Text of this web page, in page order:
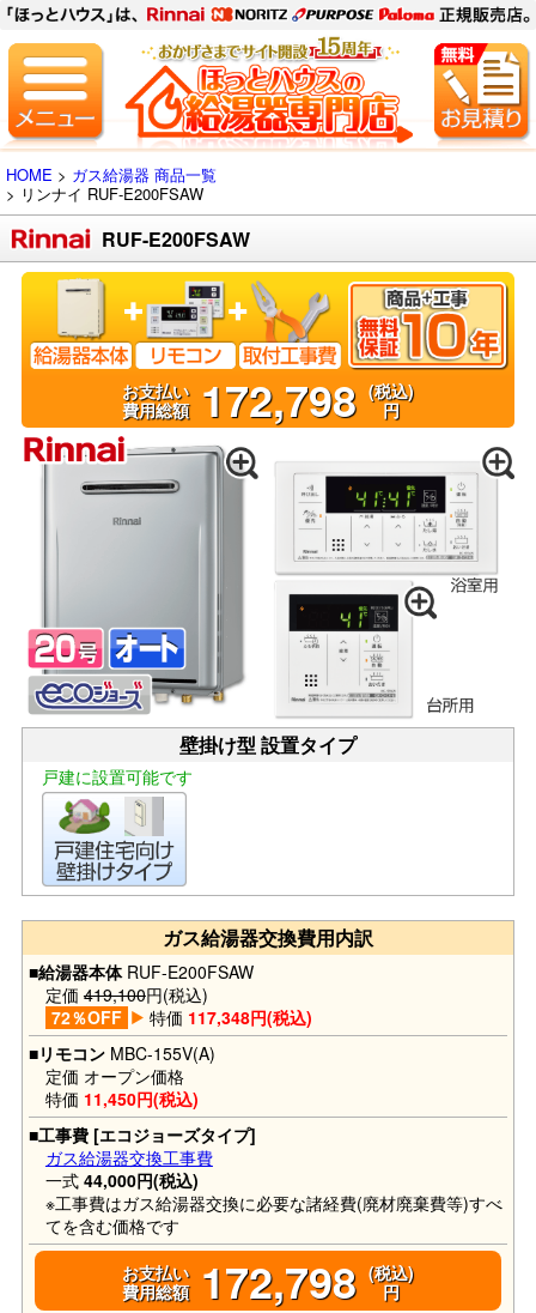
HOME > ガス給湯器 商品一覧
> リンナイ RUF-E200FSAW
RUF-E200FSAW
お支払い
費用総額172,798 (税込)
円
壁掛け型 設置タイプ
戸建に設置可能です
ガス給湯器交換費用内訳
■給湯器本体RUF-E200FSAW
定価 419,100円(税込)
72％OFF
特価 117,348円(税込)
■リモコンMBC-155V(A)
定価 オープン価格
特価 11,450円(税込)
■工事費 [エコジョーズタイプ]
ガス給湯器交換工事費
一式 44,000円(税込)
※工事費はガス給湯器交換に必要な諸経費(廃材廃棄費等)すべ
てを含む価格です
お支払い
費用総額172,798 (税込)
円